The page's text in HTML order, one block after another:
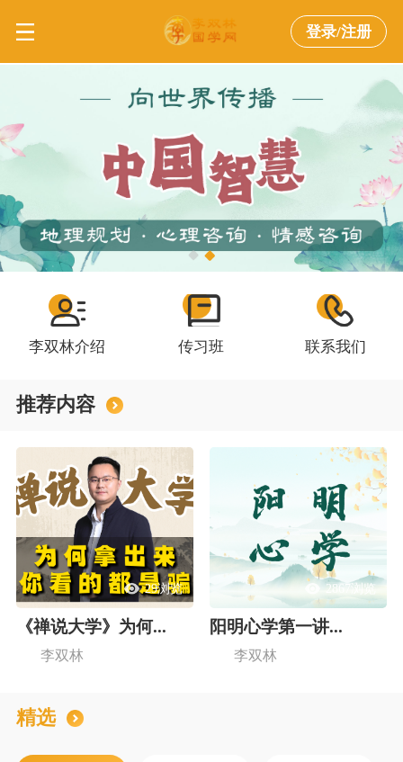
登录/注册
李双林介绍 传习班 联系我们
推荐内容
29浏览
《禅说大学》为何...
李双林
2867浏览
阳明心学第一讲...
李双林
精选